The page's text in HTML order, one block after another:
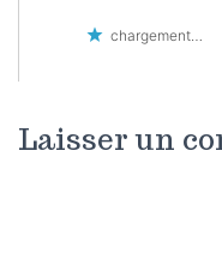
chargement…
Laisser un